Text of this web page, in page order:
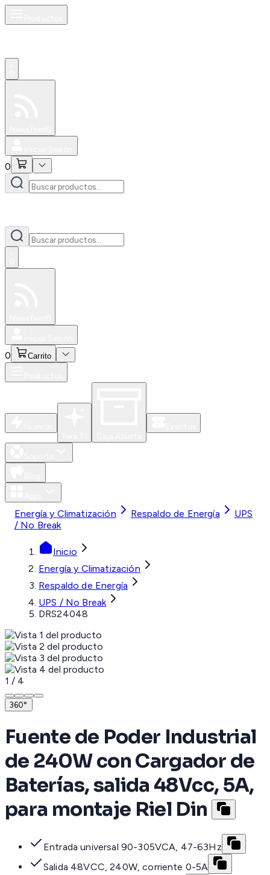
0
0 Carrito
Energía y Climatización Respaldo de Energía
UPS
/ No Break
Inicio
Energía y Climatización
Respaldo de Energía
UPS / No Break
DRS24048
1 / 4
360°
Fuente de Poder Industrial
de 240W con Cargador de
Baterías, salida 48Vcc, 5A,
para montaje Riel Din
Entrada universal 90-305VCA, 47-63Hz
Salida 48VCC, 240W, corriente 0-5A